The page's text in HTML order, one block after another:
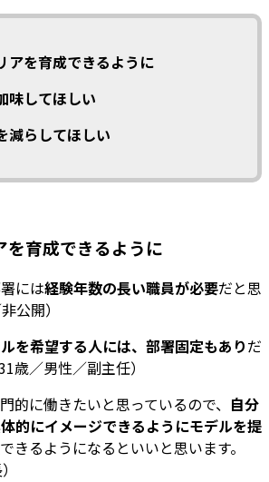
アを育成できるように
味してほしい
減らしてほしい
を育成できるように
には経験年数の長い職員が必要だと思
公開）
を希望する人には、部署固定もありだ
歳／男性／副主任）
的に働きたいと思っているので、 自分
的にイメージできるようにモデルを提
きるようになるといいと思います。